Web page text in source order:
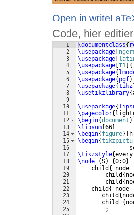
Open in
Code, hier
1
2
3
4
5
6
7
8
9
10
11
12
13
14
15
16
17
18
19
20
21
22
23
24
25
\documentclass{
\usepackage
\usepackage
\usepackage T1 {
\usepackage{
\usepackage{ pgf}
\usepackage{tikz
\usetikzlibrary{
\usepackage{
\pagecolor{
\begin{document }
\lipsum 66
\begin{ figure} h
\begin{
\tikzstyle{every
\node
(S) {0:0}
    child
{ node
    child
{
    child
{
    child
{ node
   child
{
   child
{
    ;